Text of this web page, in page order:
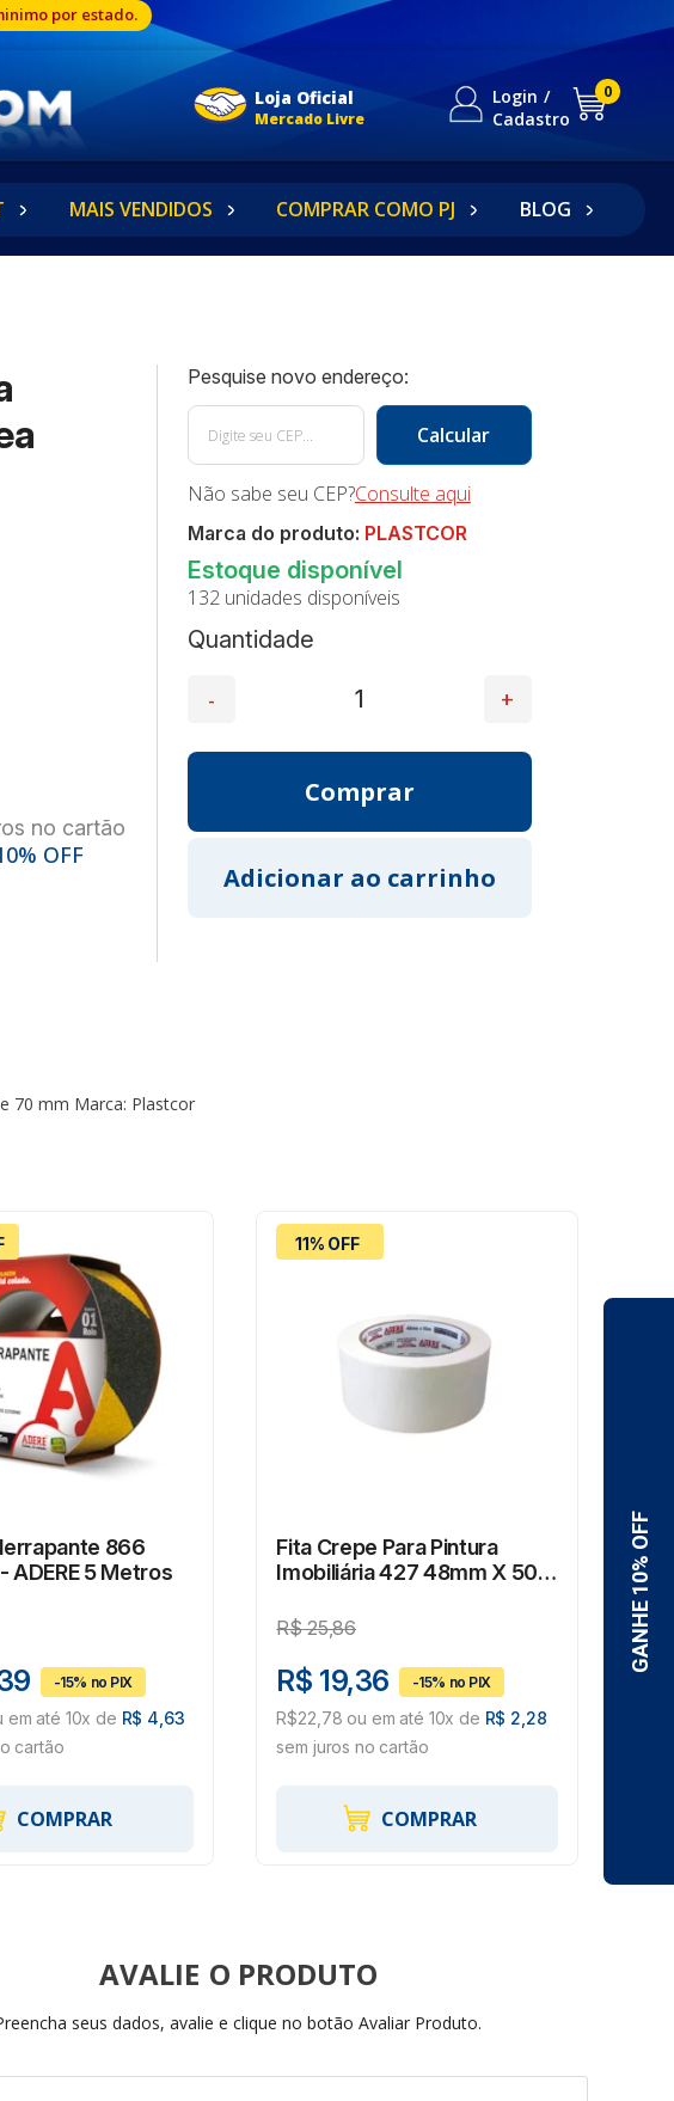
por estado.
Loja Oficial
Mercado Livre
Login
Cadastro
0
MAIS VENDIDOS COMPRAR COMO PJ BLOG
no cartão
OFF
Quantidade
Não sabe seu CEP?Consulte aqui
132 unidades disponíveis
Marca do produto: PLASTCOR
70 mm Marca: Plastcor
866
ADERE 5 Metros
em até 10x de R$ 4,63
cartão
COMPRAR
11% OFF
Fita Crepe Para Pintura
Imobiliária 427 48mm X 50m
R$25,86
R$ 19,36
R$22,78 ou em até 10x de R$ 2,28
sem juros no cartão
COMPRAR
R$
AVALIE
seus dados, avalie e clique no botão Avaliar Produto.